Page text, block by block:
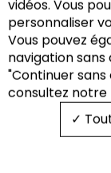
Recherche
vidéos. Vous
personnaliser
Vous pouvez
navigation
"Continuer
consultez notre